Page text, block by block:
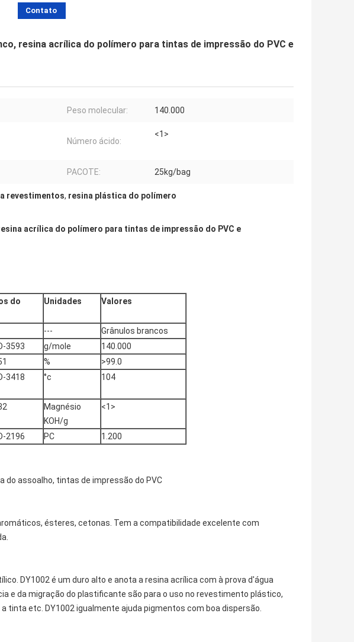
Contato
resina acrílica do polímero para tintas de impressão do PVC e
Peso molecular: 140.000
Número ácido:
<1>
PACOTE: 25kg/bag
revestimentos, resina plástica do polímero
acrílica do polímero para tintas de impressão do PVC e
do
Unidades Valores
---
Grânulos brancos
3593 g/mole
140.000
%
>99.0
3418 °c 104
Magnésio
KOH/g
<1>
2196 PC 1.200
do assoalho, tintas de impressão do PVC
ésteres, cetonas. Tem a compatibilidade excelente com
DY1002 é um duro alto e anota a resina acrílica com à prova d'água
e da migração do plastificante são para o uso no revestimento plástico,
tinta etc. DY1002 igualmente ajuda pigmentos com boa dispersão.